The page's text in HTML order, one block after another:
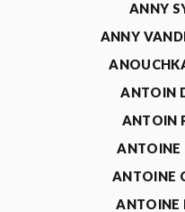
ANNY
ANNY
ANTOIN
ANTOIN
ANTOINE
ANTOINE
ANTOINE